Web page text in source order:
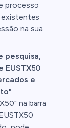
processo
existentes
na sua
pesquisa,
EUSTX50
e
na barra